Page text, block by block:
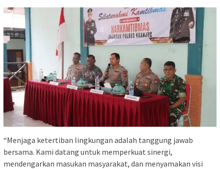
“Menjaga ketertiban lingkungan adalah tanggung jawab
bersama. Kami datang untuk memperkuat sinergi,
mendengarkan masukan masyarakat, dan menyamakan visi